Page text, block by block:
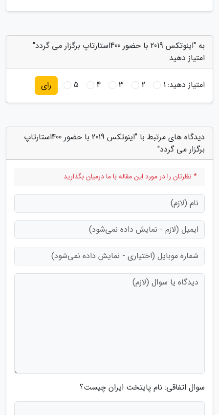
به "اینوتکس 2019 با حضور 400استارتاپ برگزار می گردد"
امتیاز دهید
امتیاز دهید:1
2
3
4
5 رای
دیدگاه های مرتبط با "اینوتکس 2019 با حضور 400استارتاپ
برگزار می گردد"
* نظرتان را در مورد این مقاله با ما درمیان بگذارید
سوال اتفاقی: نام پایتخت ایران چیست؟